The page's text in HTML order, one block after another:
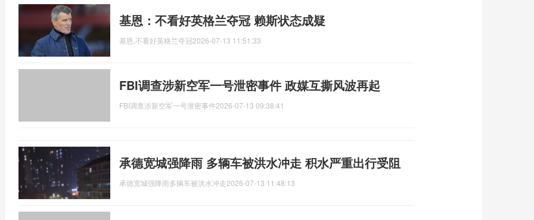
基恩：不看好英格兰夺冠 赖斯状态成疑
基恩,不看好英格兰夺冠2026-07-13 11:51:33
FBI调查涉新空军一号泄密事件 政媒互撕风波再起
FBI调查涉新空军一号泄密事件2026-07-13 09:38:41
承德宽城强降雨 多辆车被洪水冲走 积水严重出行受阻
承德宽城强降雨多辆车被洪水冲走2026-07-13 11:48:13